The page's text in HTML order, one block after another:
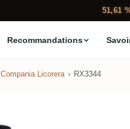
51,61
Recommandations
Compania Licorera RX3344